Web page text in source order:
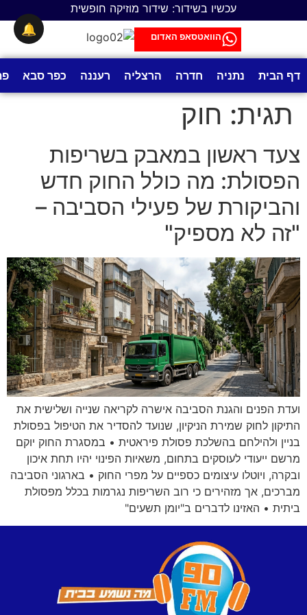
עכשיו בשידור: שידור מוזיקה חופשית
הוואטסאפ האדום
דף הבית נתניה חדרה הרצליה רעננה כפר סבא
תגית: חוק
צעד ראשון במאבק בשריפות
הפסולת: מה כולל החוק חדש
והביקורת של פעילי הסביבה –
"זה לא מספיק"
ועדת הפנים והגנת הסביבה אישרה לקריאה שנייה ושלישית את
התיקון לחוק שמירת הניקיון, שנועד להסדיר את הטיפול בפסולת
בניין ולהילחם בהשלכת פסולת פיראטית • במסגרת החוק יוקם
מרשם ייעודי לעוסקים בתחום, משאיות הפינוי יהיו תחת איכון
ובקרה, ויוטלו עיצומים כספיים על מפרי החוק • בארגוני הסביבה
מברכים, אך מזהירים כי רוב השריפות נגרמות בכלל מפסולת
ביתית • האזינו לדברים ב"יומן תשעים"
🔔